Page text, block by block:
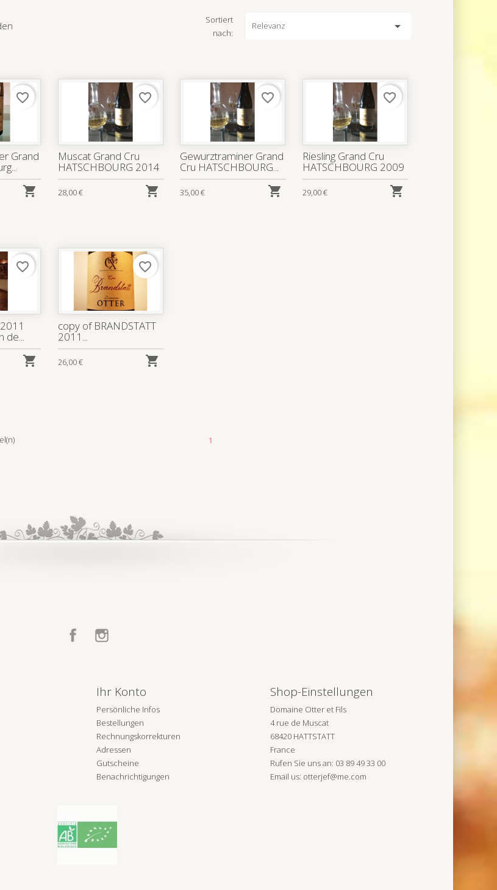
Sortiert
nach:
Relevanz 
Grand

favorite_border
Muscat Grand Cru
HATSCHBOURG 2014
28,00 € 
favorite_border
Gewurztraminer Grand
Cru HATSCHBOURG...
35,00 € 
favorite_border
Riesling Grand Cru
HATSCHBOURG 2009
29,00 € 
favorite_border
de...

favorite_border
copy of BRANDSTATT
2011...
26,00 € 
favorite_border
1
Facebook
Ihr Konto
Persönliche Infos
Bestellungen
Rechnungskorrekturen
Adressen
Gutscheine
Benachrichtigungen
Shop-Einstellungen
Domaine Otter et Fils
4 rue de Muscat
68420 HATTSTATT
France
Rufen Sie uns an: 03 89 49 33 00
Email us: otterjef@me.com